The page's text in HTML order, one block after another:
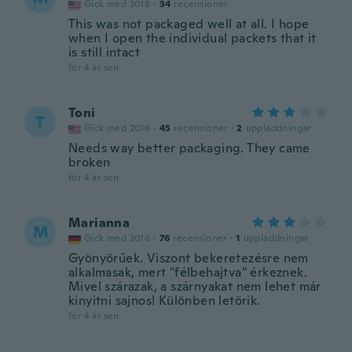
Gick med 2018 · 34 recensioner
This was not packaged well at all. I hope
when I open the individual packets that it
is still intact
för 4 år sen
T Toni
Gick med 2016 · 45 recensioner · 2 uppladdningar
Needs way better packaging. They came
broken
för 4 år sen
M Marianna
Gick med 2016 · 76 recensioner · 1 uppladdningar
Gyönyörűek. Viszont bekeretezésre nem
alkalmasak, mert "félbehajtva" érkeznek.
Mivel szárazak, a szárnyakat nem lehet már
kinyitni sajnos! Különben letörik.
för 4 år sen